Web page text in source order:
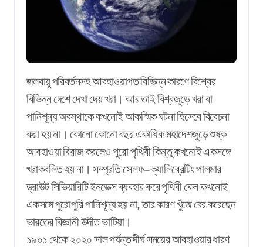
জলবায়ু পরিবর্তনসহ আবহাওয়াগত বিভিন্ন কারণে বিশ্বের
বিভিন্ন দেশে দেখা দেয় খরা। আর তাই বিশ্বজুড়ে খরা বা
পানিশূন্য অবস্থাকে কখনোই আকস্মিক ঘটনা হিসেবে বিবেচনা
করা হয় না। কোনো কোনো বছর একাধিক মহাদেশজুড়ে শুষ্ক
আবহাওয়া বিরাজ করলেও পুরো পৃথিবী কিন্তু কখনোই একসঙ্গে
খরাকবলিত হয় না। সম্প্রতি সেলফ–ক্যালিব্রেটিং পালমার
ড্রাউট সিভিয়ারিটি ইনডেক্স ব্যবহার করে পৃথিবী কেন কখনোই
একসঙ্গে পুরোপুরি পানিশূন্য হয় না, তার কারণ খুঁজে বের করেছেন
ভারতের বিজ্ঞানী উদীত ভাটিয়া।
১৯০১ থেকে ২০২০ সাল পর্যন্ত দীর্ঘ সময়ের আবহাওয়ার ধারণ